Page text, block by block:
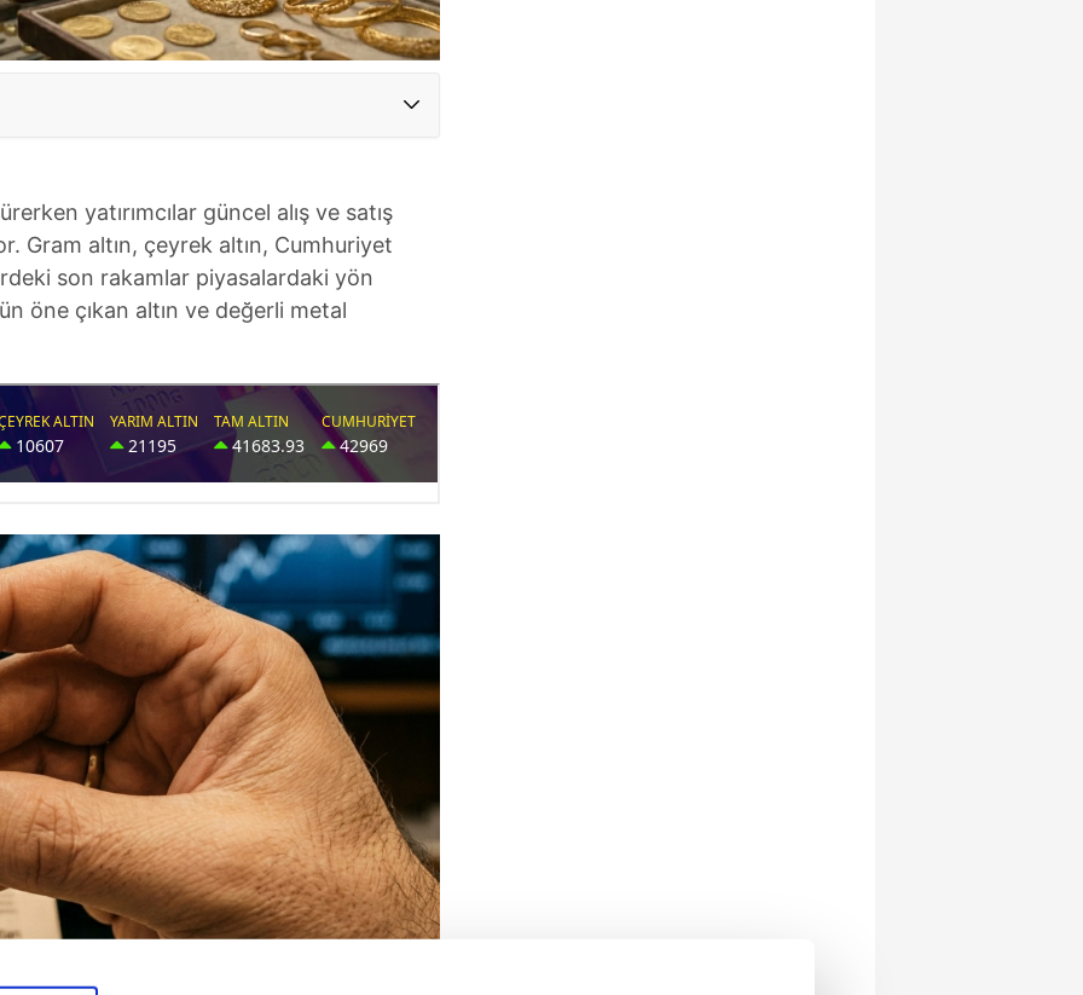
yatırımcılar güncel alış ve satış
Gram altın, çeyrek altın, Cumhuriyet
son rakamlar piyasalardaki yön
öne çıkan altın ve değerli metal